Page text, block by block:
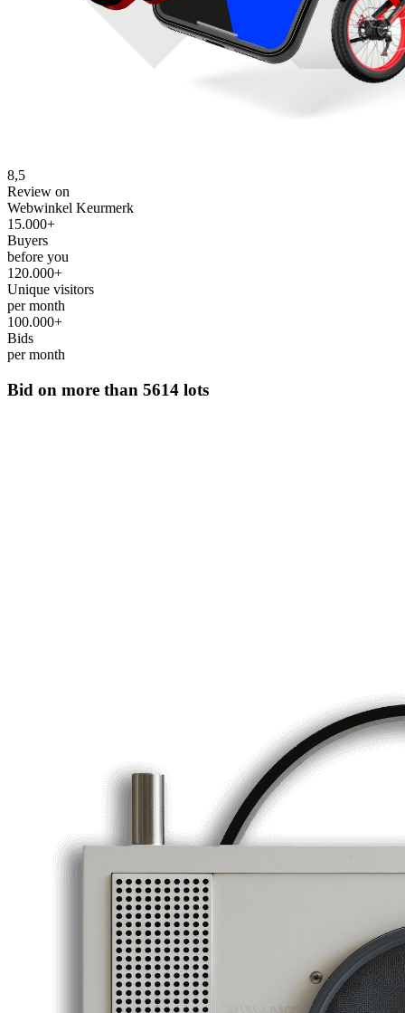
8,5
Review on
Webwinkel Keurmerk
15.000+
Buyers
before you
120.000+
Unique visitors
per month
100.000+
Bids
per month
Bid on more than 5614 lots